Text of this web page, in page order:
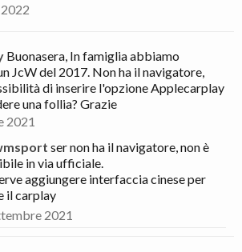
Buonasera, In famiglia abbiamo
JcW del 2017. Non ha il navigatore,
di inserire l'opzione Applecarplay
una follia? Grazie
2021
ser non ha il navigatore, non è
in via ufficiale.
aggiungere interfaccia cinese per
il carplay
2021